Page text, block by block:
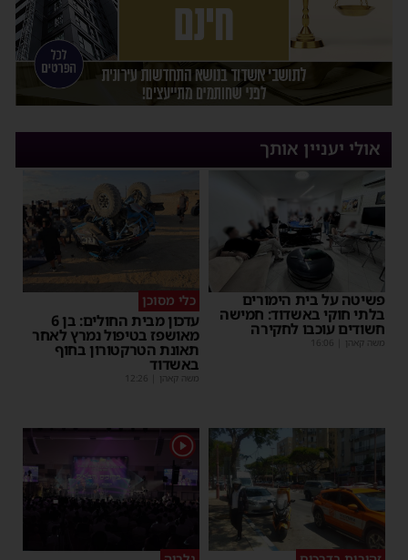
אולי יעניין אותך
פשיטה על בית הימורים
בלתי חוקי באשדוד: חמישה
חשודים עוכבו לחקירה
משה קאהן 16:06
כלי מסוכן
עדכון מבית החולים: בן 6
מאושפז בטיפול נמרץ לאחר
תאונת הטרקטורון בחוף
באשדוד
משה קאהן 12:26
1